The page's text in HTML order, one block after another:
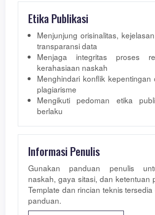
Etika Publikasi
Menjunjung orisinalitas,
transparansi data
Menjaga integritas proses
kerahasiaan naskah
Menghindari konflik kepentingan
plagiarisme
Mengikuti pedoman etika
berlaku
Informasi Penulis
Gunakan panduan penulis
naskah, gaya sitasi, dan ketentuan
Template dan rincian teknis
panduan.